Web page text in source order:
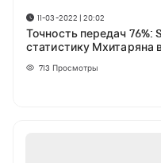
11-03-2022 | 20:02
Точность передач 76%:
статистику Мхитаряна
713 Просмотры